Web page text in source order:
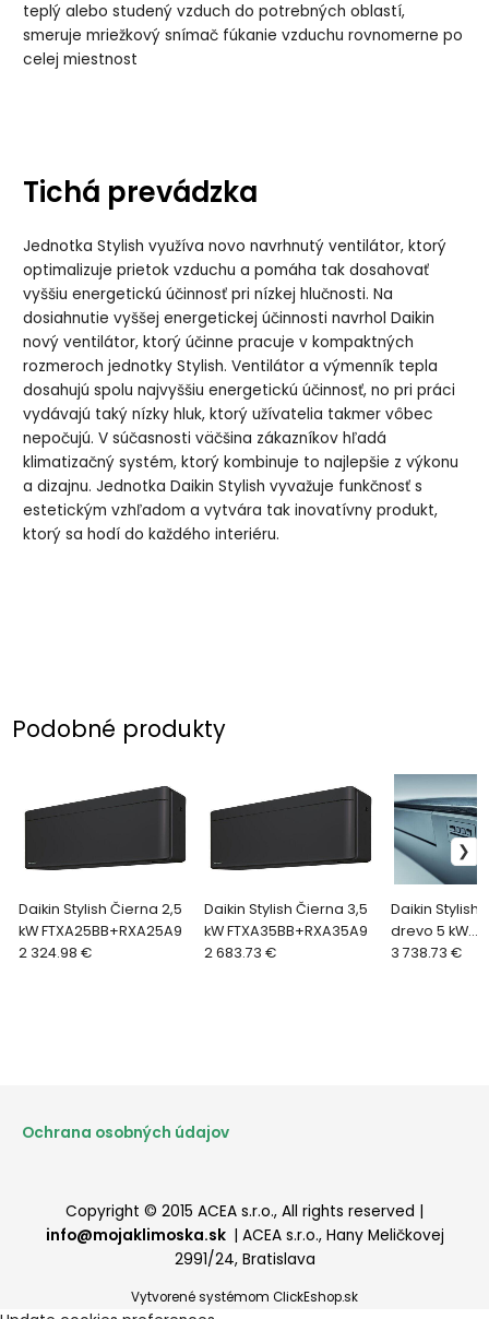
teplý alebo studený vzduch do potrebných oblastí,
smeruje mriežkový snímač fúkanie vzduchu rovnomerne po
celej miestnost
Tichá prevádzka
Jednotka Stylish využíva novo navrhnutý ventilátor, ktorý
optimalizuje prietok vzduchu a pomáha tak dosahovať
vyššiu energetickú účinnosť pri nízkej hlučnosti. Na
dosiahnutie vyššej energetickej účinnosti navrhol Daikin
nový ventilátor, ktorý účinne pracuje v kompaktných
rozmeroch jednotky Stylish. Ventilátor a výmenník tepla
dosahujú spolu najvyššiu energetickú účinnosť, no pri práci
vydávajú taký nízky hluk, ktorý užívatelia takmer vôbec
nepočujú. V súčasnosti väčšina zákazníkov hľadá
klimatizačný systém, ktorý kombinuje to najlepšie z výkonu
a dizajnu. Jednotka Daikin Stylish vyvažuje funkčnosť s
estetickým vzhľadom a vytvára tak inovatívny produkt,
ktorý sa hodí do každého interiéru.
Podobné produkty
Daikin Stylish Čierna 2,5
kW FTXA25BB+RXA25A9
2 324.98 €
Daikin Stylish Čierna 3,5
kW FTXA35BB+RXA35A9
2 683.73 €
Daikin Stylish
drevo 5 kW
3 738.73 €
Ochrana osobných údajov
Copyright © 2015 ACEA s.r.o., All rights reserved |
info@mojaklimoska.sk | ACEA s.r.o., Hany Meličkovej
2991/24, Bratislava
Vytvorené systémom ClickEshop.sk